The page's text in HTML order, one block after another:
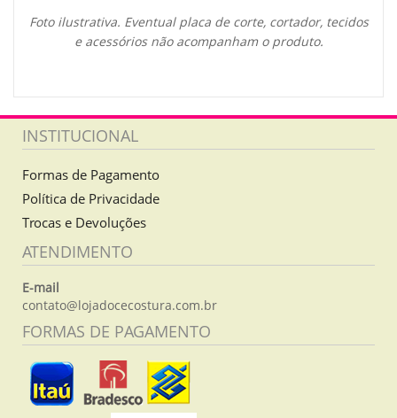
Foto ilustrativa. Eventual placa de corte, cortador, tecidos
e acessórios não acompanham o produto.
INSTITUCIONAL
Formas de Pagamento
Política de Privacidade
Trocas e Devoluções
ATENDIMENTO
E-mail
contato@lojadocecostura.com.br
FORMAS DE PAGAMENTO